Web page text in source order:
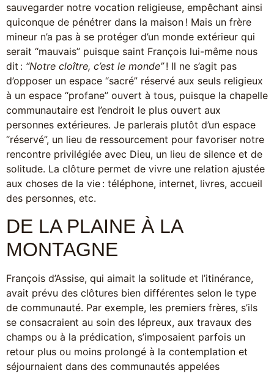
sauvegarder notre vocation religieuse, empêchant ainsi
quiconque de pénétrer dans la maison ! Mais un frère
mineur n’a pas à se protéger d’un monde extérieur qui
serait “mauvais” puisque saint François lui-même nous
dit : “Notre cloître, c’est le monde”! Il ne s’agit pas
d’opposer un espace “sacré” réservé aux seuls religieux
à un espace “profane” ouvert à tous, puisque la chapelle
communautaire est l’endroit le plus ouvert aux
personnes extérieures. Je parlerais plutôt d’un espace
“réservé”, un lieu de ressourcement pour favoriser notre
rencontre privilégiée avec Dieu, un lieu de silence et de
solitude. La clôture permet de vivre une relation ajustée
aux choses de la vie : téléphone, internet, livres, accueil
des personnes, etc.
DE LA PLAINE À LA
MONTAGNE
François d’Assise, qui aimait la solitude et l’itinérance,
avait prévu des clôtures bien différentes selon le type
de communauté. Par exemple, les premiers frères, s’ils
se consacraient au soin des lépreux, aux travaux des
champs ou à la prédication, s’imposaient parfois un
retour plus ou moins prolongé à la contemplation et
séjournaient dans des communautés appelées